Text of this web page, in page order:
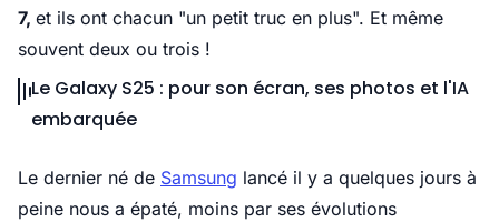
7, et ils ont chacun "un petit truc en plus". Et même
souvent deux ou trois !
Le Galaxy S25 : pour son écran, ses photos et l'IA
embarquée
Le dernier né de Samsung lancé il y a quelques jours à
peine nous a épaté, moins par ses évolutions